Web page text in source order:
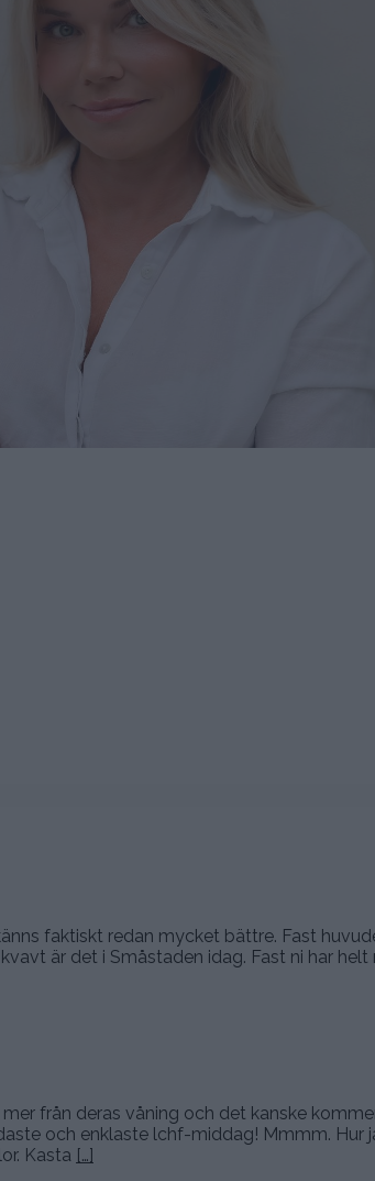
faktiskt redan mycket bättre. Fast
är det i Småstaden idag. Fast ni har helt
från deras våning och det kanske
och enklaste lchf-middag! Mmmm. Hur
Kasta […]